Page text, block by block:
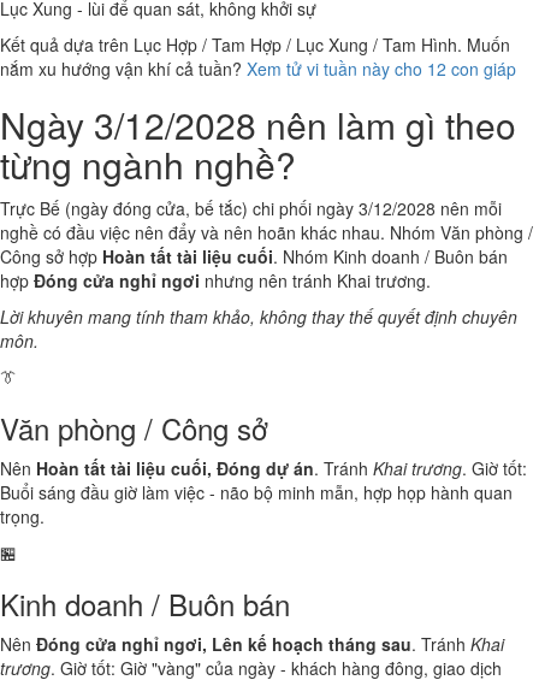
Lục Xung - lùi để quan sát, không khởi sự
Kết quả dựa trên Lục Hợp / Tam Hợp / Lục Xung / Tam Hình. Muốn
nắm xu hướng vận khí cả tuần? Xem tử vi tuần này cho 12 con giáp
Ngày 3/12/2028 nên làm gì theo
từng ngành nghề?
Trực Bế (ngày đóng cửa, bế tắc) chi phối ngày 3/12/2028 nên mỗi
nghề có đầu việc nên đẩy và nên hoãn khác nhau. Nhóm Văn phòng /
Công sở hợp Hoàn tất tài liệu cuối. Nhóm Kinh doanh / Buôn bán
hợp Đóng cửa nghỉ ngơi nhưng nên tránh Khai trương.
Lời khuyên mang tính tham khảo, không thay thế quyết định chuyên
môn.
👔
Văn phòng / Công sở
Nên Hoàn tất tài liệu cuối, Đóng dự án. Tránh Khai trương. Giờ tốt:
Buổi sáng đầu giờ làm việc - não bộ minh mẫn, hợp họp hành quan
trọng.
🏪
Kinh doanh / Buôn bán
Nên Đóng cửa nghỉ ngơi, Lên kế hoạch tháng sau. Tránh Khai
trương. Giờ tốt: Giờ "vàng" của ngày - khách hàng đông, giao dịch